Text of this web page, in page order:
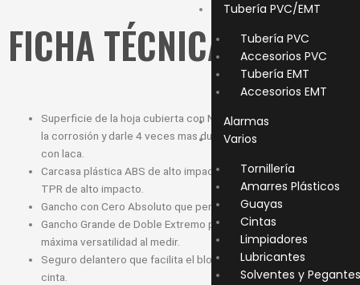
Tubería PVC/EMT
Tubería PVC
Accesorios PVC
Tubería EMT
Accesorios EMT
Alarmas
Varios
Tornillería
Amarres Plásticos
Guayas
Cintas
Limpiadores
Lubricantes
Solventes y Pegantes
FICHA TÉCNICA
Superficie de la hoja cubierta con Nylon Extruido para prevenir
la corrosión y darle 4 veces mas duración que las que vienen
con laca.
Carcasa plástica ABS de alto impacto con refuerzo de caucho
TPR de alto impacto.
Gancho con Cero Absoluto que permite mayor precisión.
Gancho Grande de Doble Extremo para mejor enganche y
máxima versatilidad al medir.
Seguro delantero que facilita el bloqueo y desbloqueo de la
cinta.